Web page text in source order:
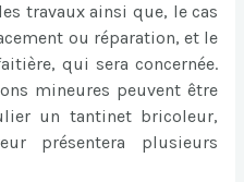
travaux ainsi que, le cas
ou réparation, et le
qui sera concernée.
mineures peuvent être
un tantinet bricoleur,
présentera plusieurs